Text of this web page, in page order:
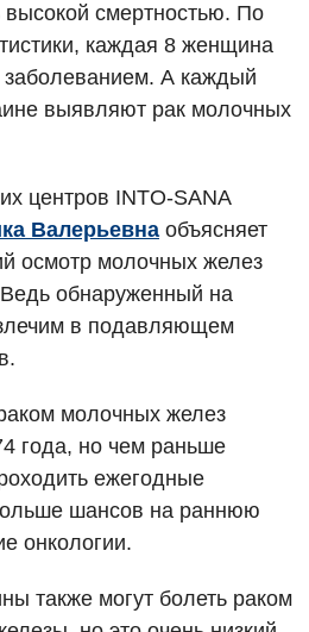
высокой смертностью. По
каждая 8 женщина
заболеванием. А каждый
выявляют рак молочных
центров INTO-SANA
Валерьевна объясняет
осмотр молочных желез
обнаруженный на
в подавляющем
молочных желез
года, но чем раньше
ежегодные
шансов на раннюю
онкологии.
также могут болеть раком